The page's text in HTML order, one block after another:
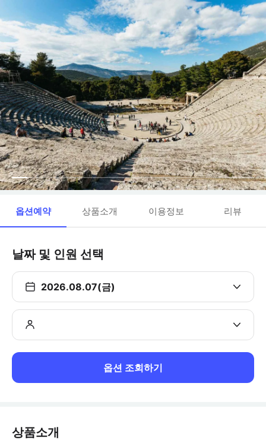
옵션예약 상품소개 이용정보 리뷰
날짜 및 인원 선택
2026.08.07(금)
옵션 조회하기
상품소개